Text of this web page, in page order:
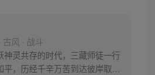
风 · 战斗
神灵共存的时代，三藏师徒一行
平，历经千辛万苦到达彼岸取